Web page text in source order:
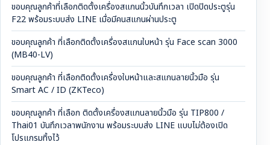
ขอบคุณลูกค้าที่เลือกติดตั้งเครื่องสแกนนิ้วบันทึกเวลา เปิดปิดประตูรุ่น
F22 พร้อมระบบส่ง LINE เมื่อมีคนสแกนผ่านประตู
ขอบคุณลูกค้า ที่เลือกติดตั้งเครื่องสแกนใบหน้า รุ่น Face scan 3000
(MB40-LV)
ขอบคุณลูกค้า ที่เลือกติดตั้งเครื่องใบหน้าและสแกนลายนิ้วมือ รุ่น
Smart AC / ID (ZKTeco)
ขอบคุณลูกค้า ที่เลือก ติดตั้งเครื่องสแกนลายนิ้วมือ รุ่น TIP800 /
Thai01 บันทึกเวลาพนักงาน พร้อมระบบส่ง LINE แบบไม่ต้องเปิด
โปรแกรมทิ้งไว้